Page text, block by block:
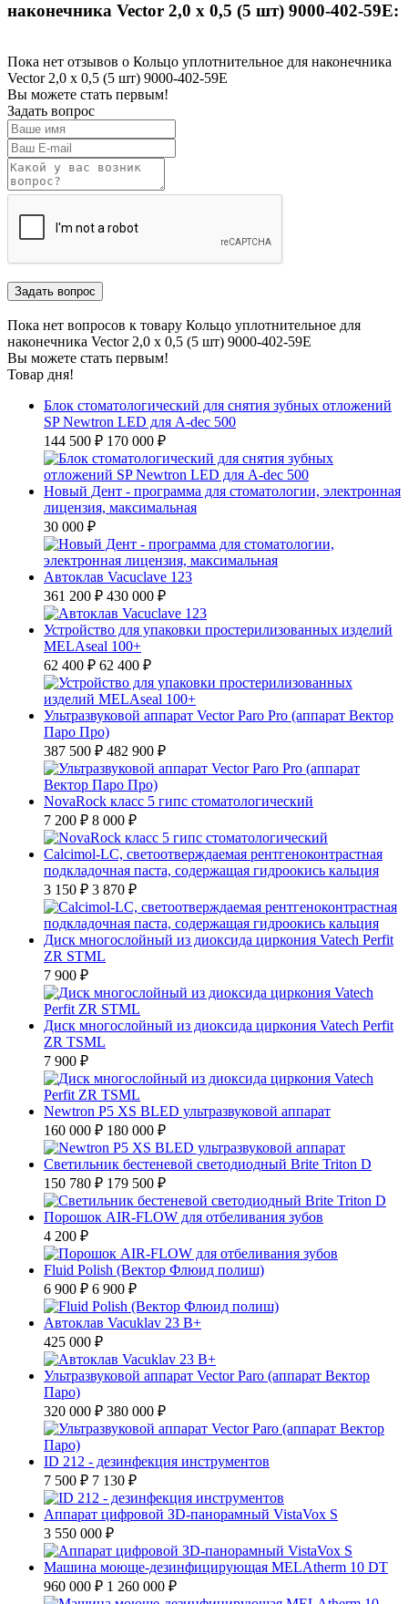
наконечника Vector 2,0 х 0,5 (5 шт) 9000-402-59E:
Пока нет отзывов о Кольцо уплотнительное для наконечника
Vector 2,0 х 0,5 (5 шт) 9000-402-59E
Вы можете стать первым!
Задать вопрос
Пока нет вопросов к товару Кольцо уплотнительное для
наконечника Vector 2,0 х 0,5 (5 шт) 9000-402-59E
Вы можете стать первым!
Товар дня!
Блок стоматологический для снятия зубных отложений
SP Newtron LED для A-dec 500
144 500 ₽ 170 000 ₽
Новый Дент - программа для стоматологии, электронная
лицензия, максимальная
30 000 ₽
Автоклав Vacuclave 123
361 200 ₽ 430 000 ₽
Устройство для упаковки простерилизованных изделий
MELAseal 100+
62 400 ₽ 62 400 ₽
Ультразвуковой аппарат Vector Paro Pro (аппарат Вектор
Паро Про)
387 500 ₽ 482 900 ₽
NovaRock класс 5 гипс стоматологический
7 200 ₽ 8 000 ₽
Calcimol-LC, светоотверждаемая рентгеноконтрастная
подкладочная паста, содержащая гидроокись кальция
3 150 ₽ 3 870 ₽
Диск многослойный из диоксида циркония Vatech Perfit
ZR STML
7 900 ₽
Диск многослойный из диоксида циркония Vatech Perfit
ZR TSML
7 900 ₽
Newtron P5 XS BLED ультразвуковой аппарат
160 000 ₽ 180 000 ₽
Светильник бестеневой светодиодный Brite Triton D
150 780 ₽ 179 500 ₽
Порошок AIR-FLOW для отбеливания зубов
4 200 ₽
Fluid Polish (Вектор Флюид полиш)
6 900 ₽ 6 900 ₽
Автоклав Vacuklav 23 B+
425 000 ₽
Ультразвуковой аппарат Vector Paro (аппарат Вектор
Паро)
320 000 ₽ 380 000 ₽
ID 212 - дезинфекция инструментов
7 500 ₽ 7 130 ₽
Аппарат цифровой ЗD-панорамный VistaVox S
3 550 000 ₽
Машина моюще-дезинфицирующая MELAtherm 10 DT
960 000 ₽ 1 260 000 ₽